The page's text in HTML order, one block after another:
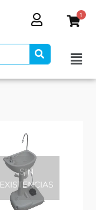
1
SIN
EXISTENCIAS